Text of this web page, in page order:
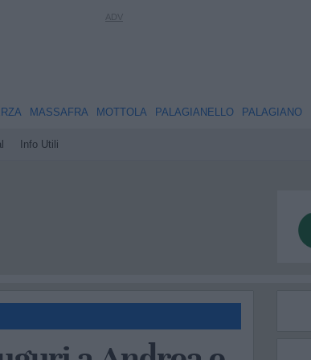
Info Utili
MASSAFRA MOTTOLA PALAGIANELLO PALAGIANO